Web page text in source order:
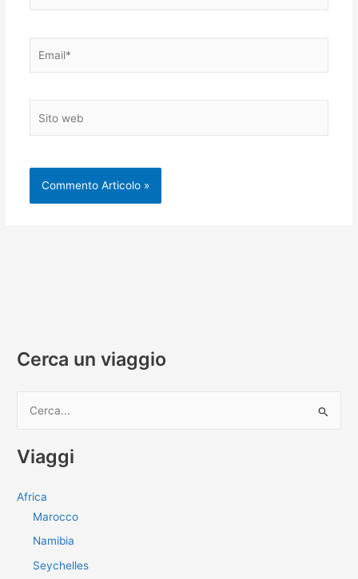
web
Cerca un viaggio
c
Viaggi
Africa
Marocco
Namibia
Seychelles